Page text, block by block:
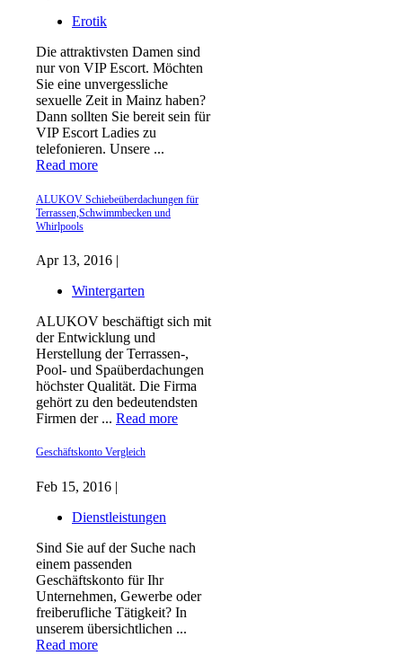
Erotik
Die attraktivsten Damen sind
nur von VIP Escort. Möchten
Sie eine unvergessliche
sexuelle Zeit in Mainz haben?
Dann sollten Sie bereit sein für
VIP Escort Ladies zu
telefonieren. Unsere ...
Read more
ALUKOV Schiebeüberdachungen für
Terrassen,Schwimmbecken und
Whirlpools
Apr 13, 2016 |
Wintergarten
ALUKOV beschäftigt sich mit
der Entwicklung und
Herstellung der Terrassen-,
Pool- und Spaüberdachungen
höchster Qualität. Die Firma
gehört zu den bedeutendsten
Firmen der ... Read more
Geschäftskonto Vergleich
Feb 15, 2016 |
Dienstleistungen
Sind Sie auf der Suche nach
einem passenden
Geschäftskonto für Ihr
Unternehmen, Gewerbe oder
freiberufliche Tätigkeit? In
unserem übersichtlichen ...
Read more